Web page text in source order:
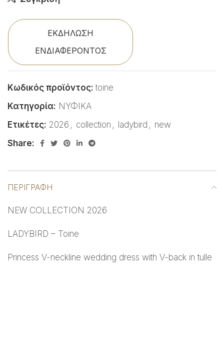
ΕΚΔΗΛΩΣΗ
ΕΝΔΙΑΦΕΡΟΝΤΟΣ
Κωδικός προϊόντος:toine
Κατηγορία: ΝΥΦΙΚΑ
Ετικέτες: 2026 , collection , ladybird , new
Share:
ΠΕΡΙΓΡΑΦΉ
NEW COLLECTION 2026
LADYBIRD – Toine
Princess V-neckline wedding dress with V-back in tulle